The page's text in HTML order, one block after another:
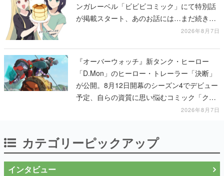
ンガレーベル「ビビビコミック」にて特別話
が掲載スタート、あのお話には…まだ続きが
2026年8月7日
『オーバーウォッチ』新タンク・ヒーロー
「D.Mon」のヒーロー・トレーラー「決断」
が公開。8月12日開幕のシーズン4でデビュー
予定、自らの資質に思い悩むコミック「クロ
2026年8月7日
カテゴリーピックアップ
インタビュー